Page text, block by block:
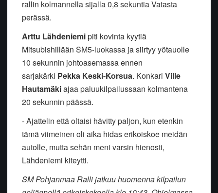
rallin kolmannella sijalla 0,8 sekuntia Vatasta
perässä.
Arttu Lähdeniemipiti kovinta kyytiä
Mitsubishillään SM5-luokassa ja siirtyy yötauolle
10 sekunnin johtoasemassa ennen
sarjakärki Pekka Keski-Korsua. Konkari Ville
Hautamäkiajaa paluukilpailussaan kolmantena
20 sekunnin päässä.
- Ajattelin että oltaisi hävitty paljon, kun etenkin
tämä viimeinen oli aika hidas erikoiskoe meidän
autolle, mutta sehän meni varsin hienosti,
Lähdeniemi kiteytti.
SM Pohjanmaa Ralli jatkuu huomenna kilpailun